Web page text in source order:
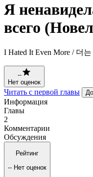
Я
всего
I Hated It Even More / 더
--
Нет оценок
Читать с первой главы
Информация
Главы
2
Комментарии
Обсуждения
Рейтинг
-- Нет оценок